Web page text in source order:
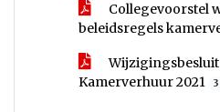
Collegevoorstel
beleidsregels
Wijzigingsbesluit
Kamerverhuur 2021